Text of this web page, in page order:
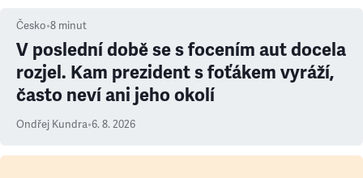
Česko•8 minut
V poslední době se s focením aut docela
rozjel. Kam prezident s foťákem vyráží,
často neví ani jeho okolí
Ondřej Kundra•6. 8. 2026